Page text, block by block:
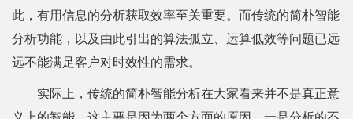
此，有用信息的分析获取效率至关重要。而传统的简朴智能
分析功能，以及由此引出的算法孤立、运算低效等问题已远
远不能满足客户对时效性的需求。
实际上，传统的简朴智能分析在大家看来并不是真正意